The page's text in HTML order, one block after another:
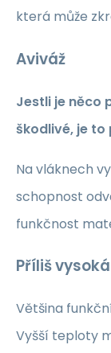
která může
Aviváž
Jestli je něco
škodlivé, je to
Na vláknech
schopnost
funkčnost
Příliš
Většina
Vyšší teploty